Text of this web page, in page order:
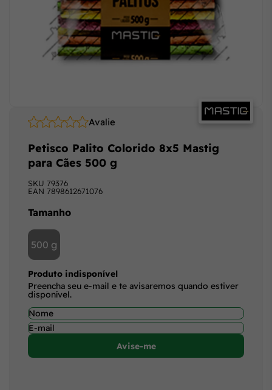
Avalie
SKU 79376
EAN 7898612671076
Petisco Palito Colorido 8x5 Mastig
para Cães 500 g
Tamanho
500 g
Produto indisponível
Preencha seu e-mail e te avisaremos quando estiver
disponível.
Avise-me